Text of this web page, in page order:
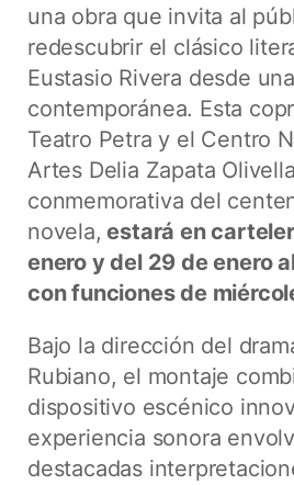
una obra que invita al
redescubrir el clásico
Eustasio Rivera desde
contemporánea. Esta
Teatro Petra y el Centro
Artes Delia Zapata
conmemorativa del
novela, estará en
enero y del 29 de enero
con funciones de
Bajo la dirección del
Rubiano, el montaje
dispositivo escénico
experiencia sonora
destacadas